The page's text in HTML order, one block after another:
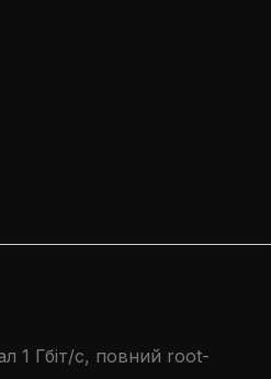
1 Гбіт/с, повний root-